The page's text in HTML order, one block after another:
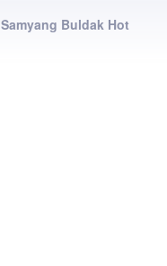
Samyang Buldak Hot